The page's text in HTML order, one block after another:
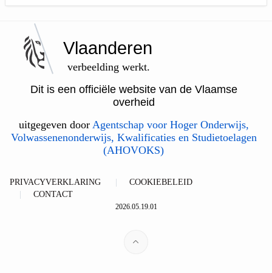
Vlaanderen
verbeelding werkt.
Dit is een officiële website van de Vlaamse
overheid
uitgegeven door Agentschap voor Hoger Onderwijs,
Volwassenenonderwijs, Kwalificaties en Studietoelagen
(AHOVOKS)
PRIVACYVERKLARING
COOKIEBELEID
CONTACT
2026.05.19.01